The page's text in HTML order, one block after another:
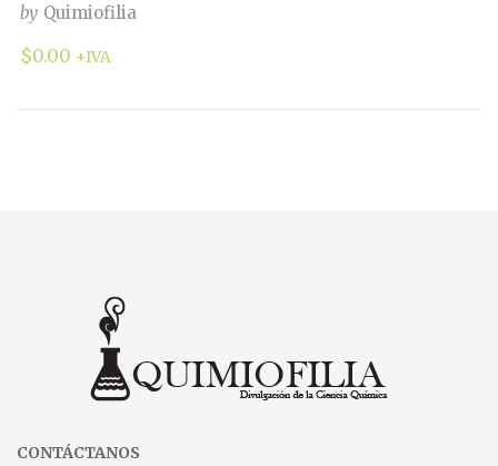
by Quimiofilia
$0.00 +IVA
CONTÁCTANOS